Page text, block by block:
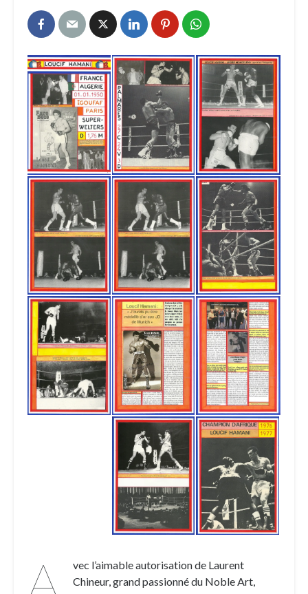
A
vec l’aimable autorisation de Laurent
Chineur, grand passionné du Noble Art,